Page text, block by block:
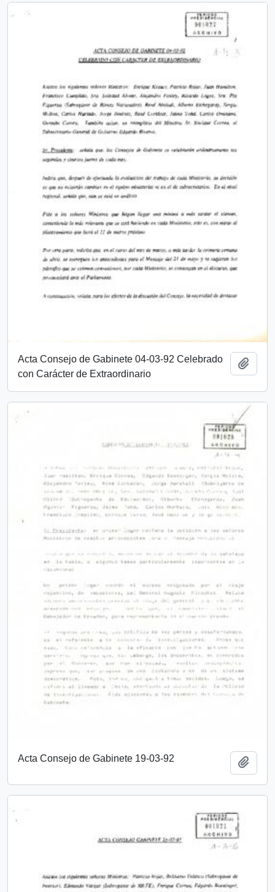
Acta Consejo de Gabinete 04-03-92 Celebrado
con Carácter de Extraordinario
Acta Consejo de Gabinete 19-03-92